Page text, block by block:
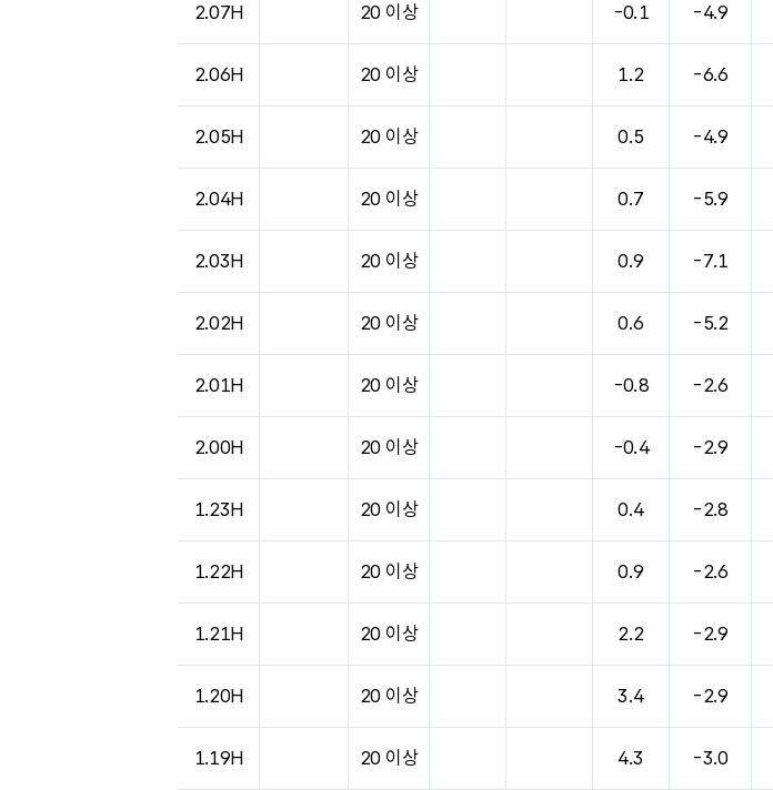
2.07H 20 이상 -0.1 -4.9
2.06H 20 이상 1.2 -6.6
2.05H 20 이상 0.5 -4.9
2.04H 20 이상 0.7 -5.9
2.03H 20 이상 0.9 -7.1
2.02H 20 이상 0.6 -5.2
2.01H 20 이상 -0.8 -2.6
2.00H 20 이상 -0.4 -2.9
1.23H 20 이상 0.4 -2.8
1.22H 20 이상 0.9 -2.6
1.21H 20 이상 2.2 -2.9
1.20H 20 이상 3.4 -2.9
1.19H 20 이상 4.3 -3.0